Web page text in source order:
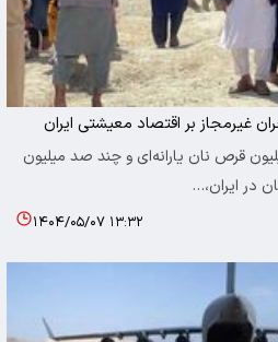
غیرمجاز بر اقتصاد معیشتی ایران
ایرانی: مصرف روزانه ۳۰ میلیون قرص نان یارانه‌ای و چند صد میلیون
۱۴۰۴/۰۵/۰۷ ۱۳:۳۲